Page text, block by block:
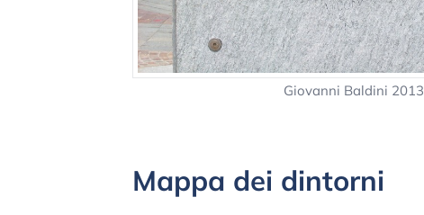
Giovanni Baldini 2013
Mappa dei dintorni